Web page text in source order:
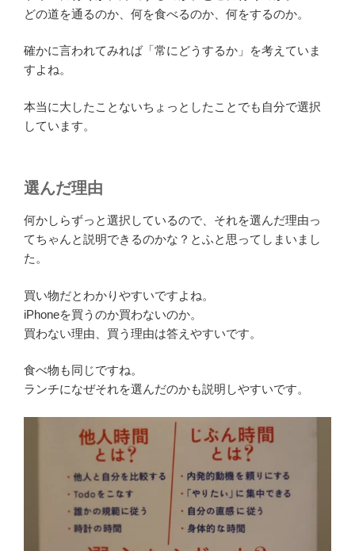
どの道を通るのか、何を食べるのか、何をするのか。
確かに言われてみれば「常にどうするか」を考えていま
すよね。
本当に大したことないちょっとしたことでも自分で選択
しています。
選んだ理由
何かしらずっと選択しているので、それを選んだ理由っ
てちゃんと説明できるのかな？とふと思ってしまいまし
た。
買い物だとわかりやすいですよね。
iPhoneを買うのか買わないのか。
買わない理由、買う理由は答えやすいです。
食べ物も同じですね。
ランチになぜそれを選んだのかも説明しやすいです。